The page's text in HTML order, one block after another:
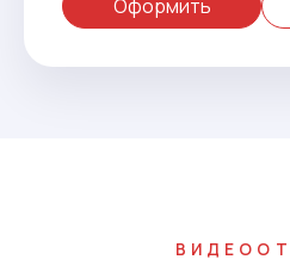
Оформить